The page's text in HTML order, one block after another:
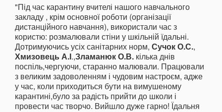
"Під час карантину вчителі нашого навчального
закладу , крім основної роботи (організації
дистанційного навчання), використали час з
користю: розмалювали стіни у шкільній їдальні.
Дотримуючись усіх санітарних норм, Сучок О.С.,
Хмизовець А.І.,Зламанюк О.В. кілька днів
поспіль,чергуючи, старанно малювали. Працювали
з великим задоволенням і чудовим настроєм, адже
у час, коли приходиться бути на вимушеному
карантині,було за радість прийти до школи і
провести час творчо. Вийшло дуже гарно! Їдальня